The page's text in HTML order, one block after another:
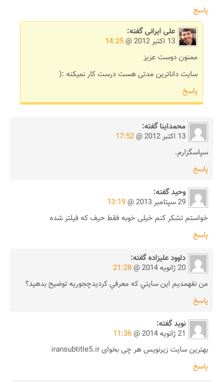
پاسخ
علی ایرانیگفته:
13 اکتبر 2012 @
14:25
ممنون دوست عزیز
سایت داناترین مدتی هست درست کار نمیکنه :(
پاسخ
محمدایناگفته:
13 اکتبر 2012 @
17:52
سپاسگزارم.
پاسخ
وحیدگفته:
29 سپتامبر 2013 @
13:19
خواستم تشکر کنم خیلی خوبه فقط حیف که فیلتر شده
پاسخ
داوود عليزادهگفته:
20 ژانویه 2014 @
21:28
من نفهمديم اين سايتي كه معرفي كرديدچجوريه توضيح بدهيد؟
پاسخ
نویدگفته:
21 ژانویه 2014 @
11:36
بهترین سایت زیرنویس هر چی بخوای iransubtitle5.ir
پاسخ